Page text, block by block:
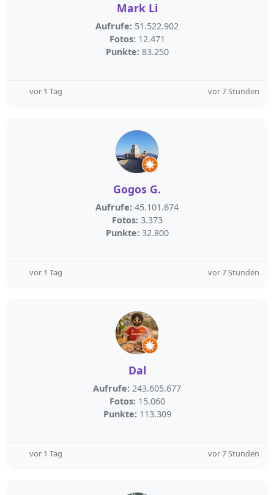
Mark Li
Aufrufe: 51.522.902
Fotos: 12.471
Punkte: 83.250
vor 1 Tag vor 7 Stunden
Gogos G.
Aufrufe: 45.101.674
Fotos: 3.373
Punkte: 32.800
vor 1 Tag vor 7 Stunden
Dal
Aufrufe: 243.605.677
Fotos: 15.060
Punkte: 113.309
vor 1 Tag vor 7 Stunden